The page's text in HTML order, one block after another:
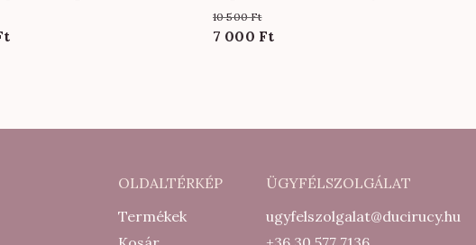
Current
000 Ft.
méretben is
10 500Ft
Original
500 Ft.
7 000 FtCurrent
000 Ft.
OLDALTÉRKÉP
Termékek
ÜGYFÉLSZOLGÁLAT
ugyfelszolgalat@ducirucy.hu